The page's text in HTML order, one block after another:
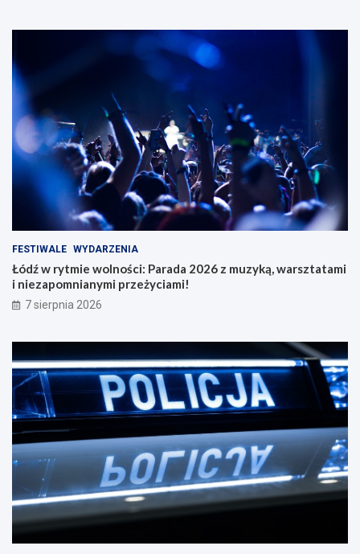
FESTIWALE WYDARZENIA
Łódź w rytmie wolności: Parada 2026 z muzyką, warsztatami
i niezapomnianymi przeżyciami!
7 sierpnia 2026